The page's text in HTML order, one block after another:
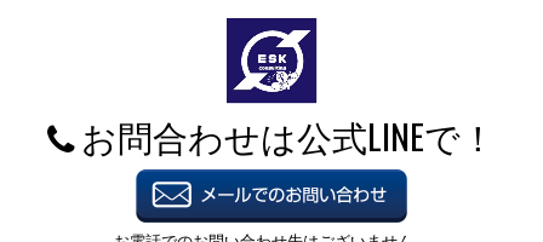
お問合わせは公式LINEで！